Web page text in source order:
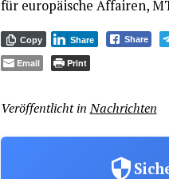
für europäische Affairen,
Copy Share
Share
Email
Print
Veröffentlicht in Nachrichten